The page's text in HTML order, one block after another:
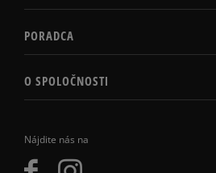
Nájdite nás na
PORADCA
O SPOLOČNOSTI